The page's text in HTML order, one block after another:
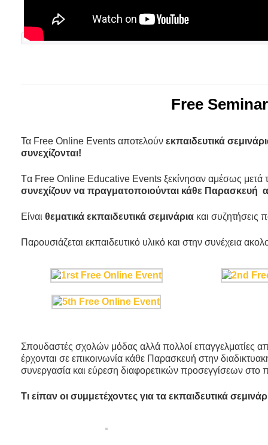
Free
Τα Free Online Events αποτελούν εκπαιδευτικά
συνεχίζονται!
Tα Free Online Educative Events ξεκίνησαν αμέσως μετά
συνεχίζουν να πραγματοποιούνται κάθε Παρασκευή
Είναι θεματικά εκπαιδευτικά σεμινάρια και συζητήσεις
Παρουσιάζεται εκπαιδευτικό υλικό και στην συνέχεια
Σπουδαστές σχολών μόδας αλλά πολλοί επαγγελματίες
έρχονται σε επικοινωνία κάθε Παρασκευή στην
συνεργασία και εύρεση διαφορετικών προσεγγίσεων στο
Τι είπαν οι συμμετέχοντες για τα εκπαιδευτικά